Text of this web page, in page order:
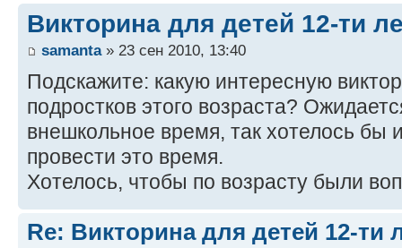
Викторина для детей 12-ти
samanta» 23 сен 2010, 13:40
Подскажите: какую интересную
подростков этого возраста?
внешкольное время, так хотелось бы
провести это время.
Хотелось, чтобы по возрасту были
Re: Викторина для детей 12-ти